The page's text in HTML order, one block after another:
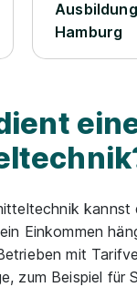
Hamburg
kannst
Einkommen
mit
zum Beispiel für